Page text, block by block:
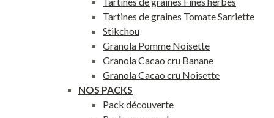
Tartines de graines Tomate Sarriette
Stikchou
Granola Pomme Noisette
Granola Cacao cru Banane
Granola Cacao cru Noisette
NOS PACKS
Pack découverte